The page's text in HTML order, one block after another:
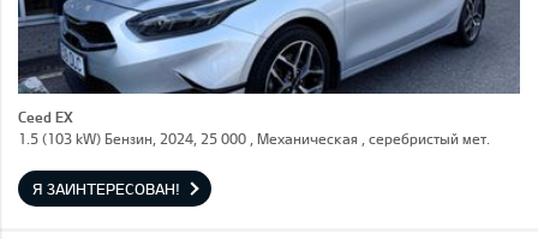
Ceed EX
1.5 (103 kW) Бензин, 2024, 25 000 , Механическая , серебристый мет.
Я ЗАИНТЕРЕСОВАН!